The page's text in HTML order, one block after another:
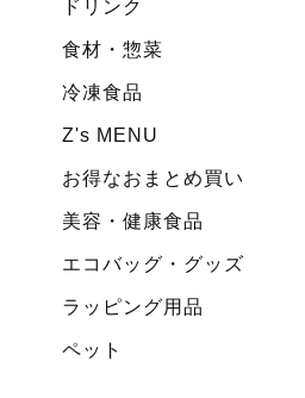
ドリンク
食材・惣菜
冷凍食品
Z's MENU
お得なおまとめ買い
美容・健康食品
エコバッグ・グッズ
ラッピング用品
ペット